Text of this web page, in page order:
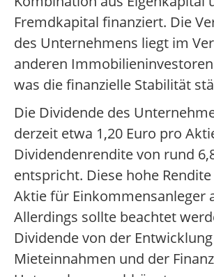
Fremdkapital finanziert. Die
des Unternehmens liegt im
anderen
was die finanzielle Stabilität
Die Dividende des
derzeit etwa 1,20 Euro pro
Dividendenrendite von rund
entspricht. Diese hohe
Aktie für Einkommensanleger
Allerdings sollte beachtet
Dividende von der
Mieteinnahmen und der